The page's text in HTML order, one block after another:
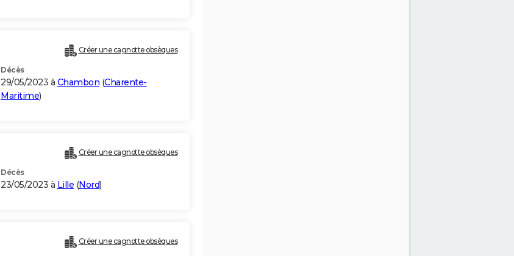
Créer une cagnotte obsèques
Décès
29/05/2023 à Chambon (Charente-
Maritime)
Créer une cagnotte obsèques
Décès
23/05/2023 à Lille (Nord)
Créer une cagnotte obsèques